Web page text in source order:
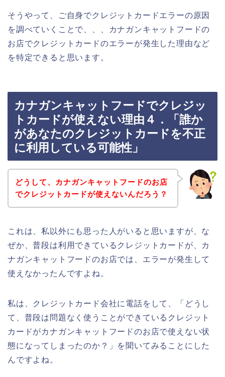
そうやって、ご自身でクレジットカードエラーの原因
を調べていくことで、、、カナガンキャットフードの
お店でクレジットカードのエラーが発生した理由など
を特定できると思います。
カナガンキャットフードでクレジッ
トカードが使えない理由４．「誰か
があなたのクレジットカードを不正
に利用している可能性」
どうして、カナガンキャットフードのお店
でクレジットカードが使えないんだろう？
これは、私以外にも思った人がいると思いますが、な
ぜか、普段は利用できているクレジットカードが、カ
ナガンキャットフードのお店では、エラーが発生して
使えなかったんですよね。
私は、クレジットカード会社に電話をして、「どうし
て、普段は問題なく使うことができているクレジット
カードがカナガンキャットフードのお店で使えない状
態になってしまったのか？」を聞いてみることにした
んですよね。